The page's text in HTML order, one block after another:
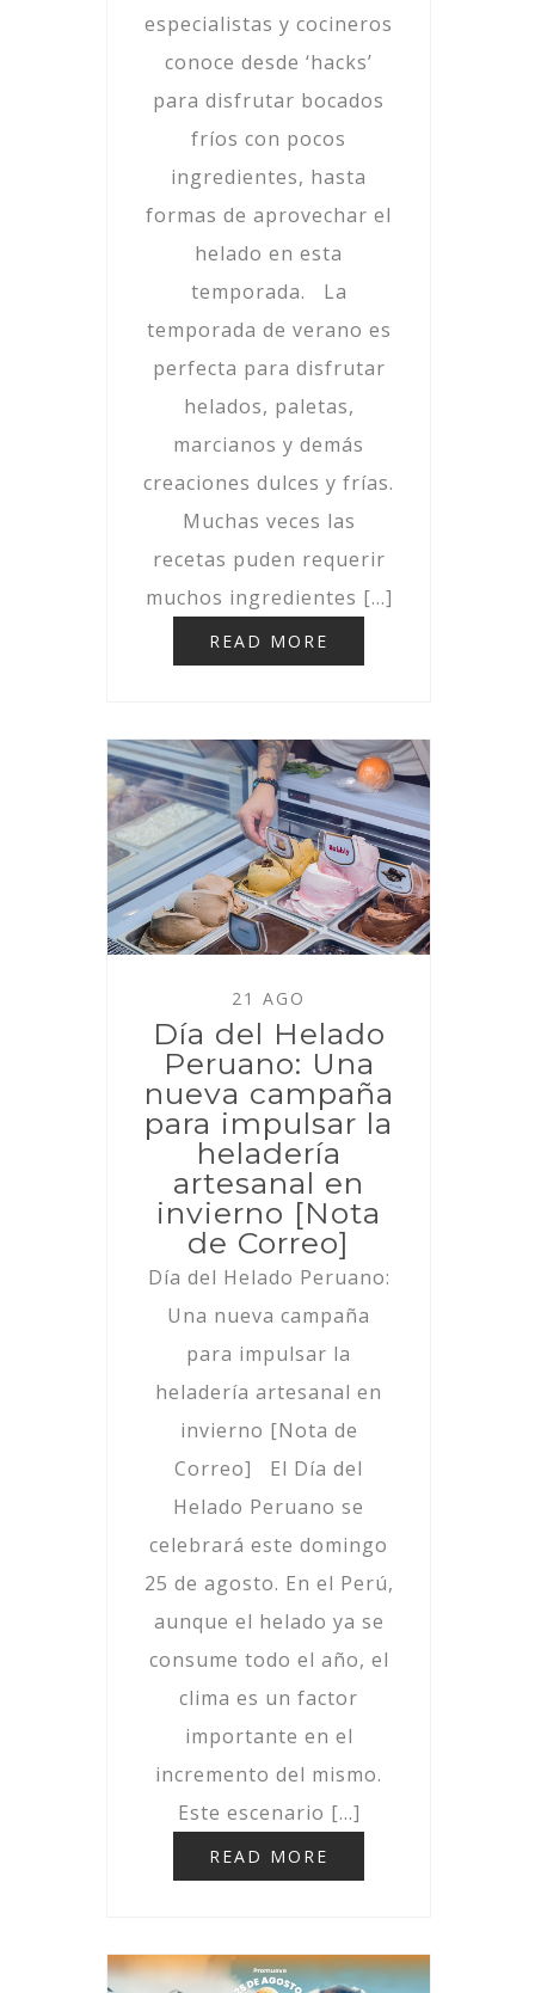
especialistas y cocineros
conoce desde ‘hacks’
para disfrutar bocados
fríos con pocos
ingredientes, hasta
formas de aprovechar el
helado en esta
temporada. La
temporada de verano es
perfecta para disfrutar
helados, paletas,
marcianos y demás
creaciones dulces y frías.
Muchas veces las
recetas puden requerir
muchos ingredientes […]
READ MORE
21 AGO
Día del Helado
Peruano: Una
nueva campaña
para impulsar la
heladería
artesanal en
invierno [Nota
de Correo]
Día del Helado Peruano:
Una nueva campaña
para impulsar la
heladería artesanal en
invierno [Nota de
Correo] El Día del
Helado Peruano se
celebrará este domingo
25 de agosto. En el Perú,
aunque el helado ya se
consume todo el año, el
clima es un factor
importante en el
incremento del mismo.
Este escenario […]
READ MORE